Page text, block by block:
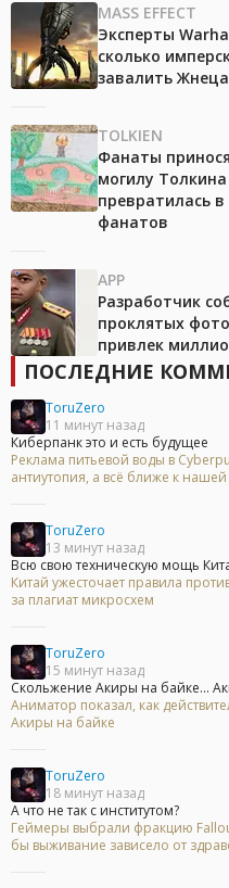
MASS EFFECT
Эксперты
сколько
завалить
TOLKIEN
Фанаты
могилу
превратилась
фанатов
APP
Разработчик
проклятых
привлек
ПОСЛЕДНИЕ
ToruZero
11 минут назад
Киберпанк это и есть будущее
Реклама питьевой воды в
антиутопия, а всё ближе к
ToruZero
13 минут назад
Всю свою техническую мощь
Китай ужесточает правила
за плагиат микросхем
ToruZero
15 минут назад
Скольжение Акиры на байке...
Аниматор показал, как
Акиры на байке
ToruZero
18 минут назад
А что не так с институтом?
Геймеры выбрали фракцию
бы выживание зависело от